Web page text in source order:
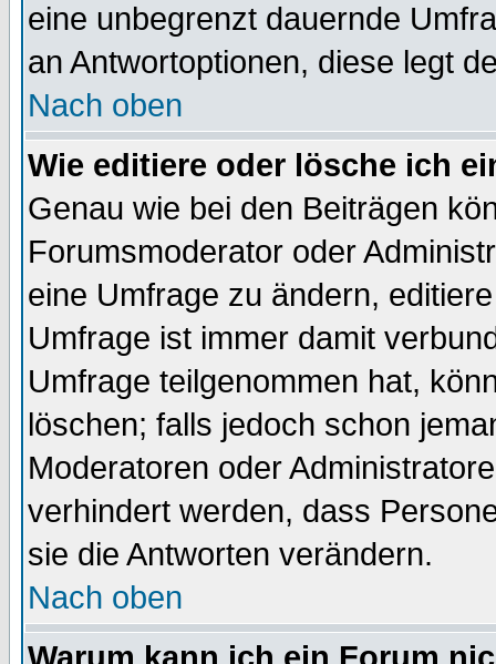
eine unbegrenzt dauernde
an Antwortoptionen, diese legt
Nach oben
Wie editiere oder lösche ich
Genau wie bei den Beiträgen
Forumsmoderator oder
eine Umfrage zu ändern,
Umfrage ist immer damit
Umfrage teilgenommen hat,
löschen; falls jedoch schon
Moderatoren oder
verhindert werden, dass
sie die Antworten verändern.
Nach oben